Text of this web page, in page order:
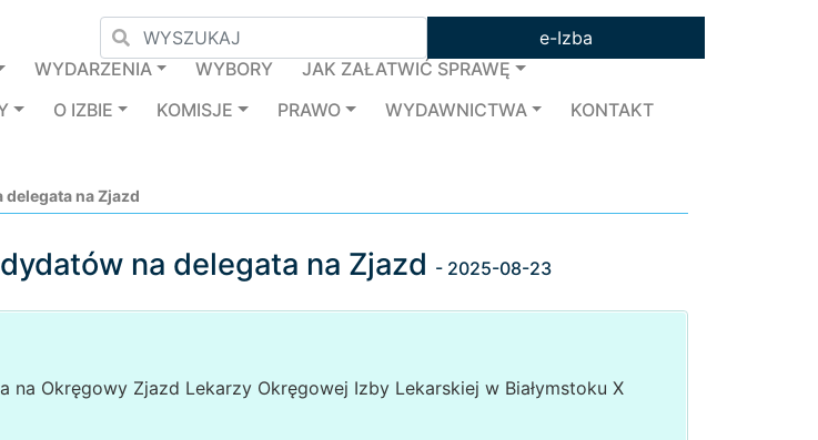
e-Izba
WYDARZENIA WYBORY
JAK ZAŁATWIĆ SPRAWĘ
O IZBIE KOMISJE PRAWO WYDAWNICTWA KONTAKT
na Zjazd
na delegata na Zjazd - 2025-08-23
Okręgowy Zjazd Lekarzy Okręgowej Izby Lekarskiej w Białymstoku X